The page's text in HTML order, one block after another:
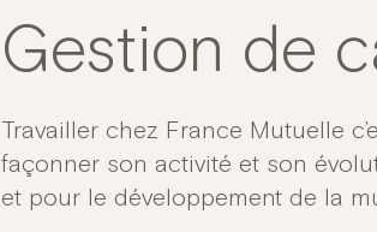
Gestion de
Travailler chez France Mutuelle
façonner son activité et son
et pour le développement de la